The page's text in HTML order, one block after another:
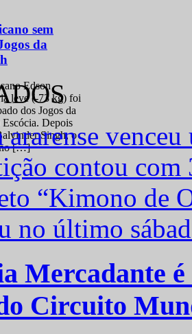
sem
da
Edson
leve (-73 kg) foi
dos Jogos da
Depois
Singh, o
[…]
Mercadante
Circuito